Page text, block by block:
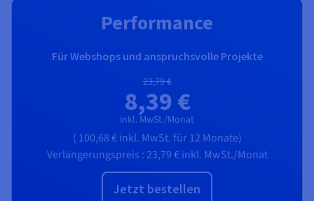
Performance
Für Webshops und anspruchsvolle Projekte
23,79 €
8,39 €
inkl. MwSt./Monat
( 100,68 €inkl. MwSt.für 12 Monate)
Verlängerungspreis :23,79 €inkl. MwSt./Monat
Jetzt bestellen